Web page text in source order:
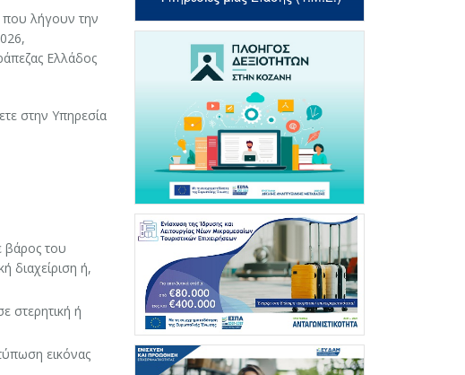
που λήγουν την
Ελλάδος
στην Υπηρεσία
βάρος του
διαχείριση ή,
στερητική ή
εικόνας